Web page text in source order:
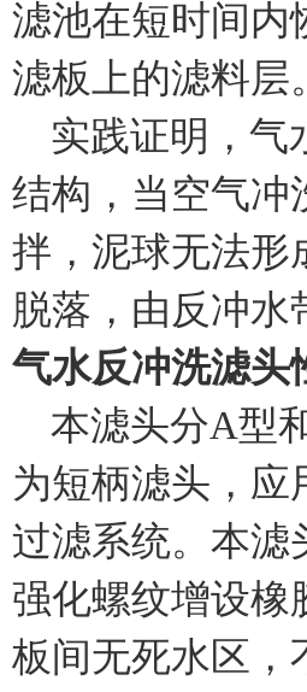
滤池在短时间内
滤板上的滤料层。
实践证明，气
结构，当空气冲
拌，泥球无法形
脱落，由反冲水
气水反冲洗滤头
本滤头分A型
为短柄滤头，应
过滤系统。本滤
强化螺纹增设橡
板间无死水区，